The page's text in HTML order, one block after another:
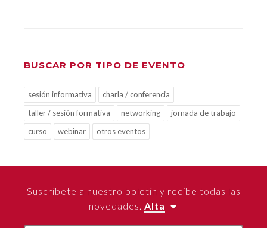
BUSCAR POR TIPO DE EVENTO
sesión informativa
charla / conferencia
taller / sesión formativa
networking
jornada de trabajo
curso
webinar otros eventos
Suscríbete a nuestro boletín y recibe todas las
novedades. Alta